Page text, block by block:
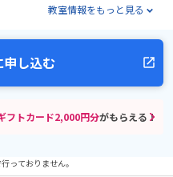
教室情報をもっと見る
し込む
トカード2,000円分がもらえる！
っておりません。